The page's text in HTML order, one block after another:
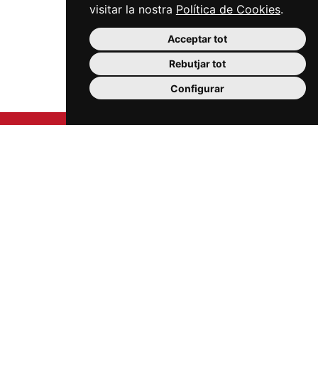
visitar la nostra Política de Cookies.
Acceptar tot
Rebutjar tot
Configurar